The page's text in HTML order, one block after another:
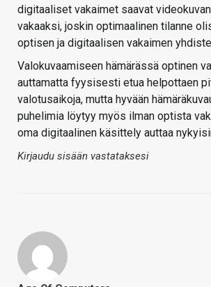
digitaaliset vakaimet saavat
vakaaksi, joskin optimaalinen tilanne
optisen ja digitaalisen vakaimen
Valokuvaamiseen hämärässä optinen
auttamatta fyysisesti etua helpottaen
valotusaikoja, mutta hyvään
puhelimia löytyy myös ilman optista
oma digitaalinen käsittely auttaa
Kirjaudu sisään vastataksesi